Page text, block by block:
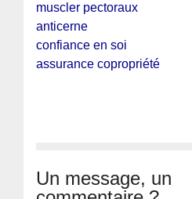
muscler pectoraux
anticerne
confiance en soi
assurance copropriété
Un message, un